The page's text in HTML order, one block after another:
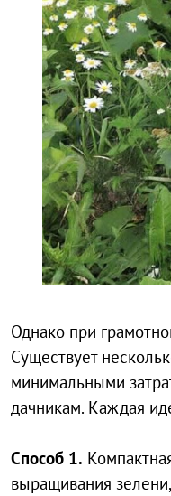
Однако при
Существует
минимальными
дачникам. Каждая
Способ 1.
выращивания